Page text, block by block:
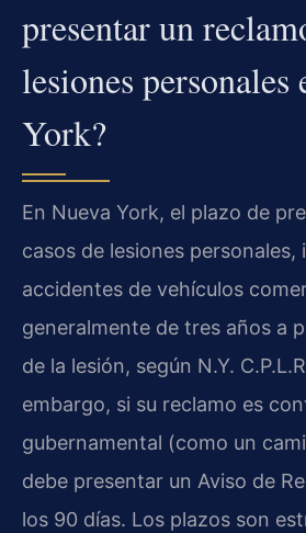
presentar un
lesiones personales
York?
En Nueva York, el plazo de
casos de lesiones personales,
accidentes de vehículos
generalmente de tres años a
de la lesión, según N.Y.
embargo, si su reclamo es
gubernamental (como un
debe presentar un Aviso de
los 90 días. Los plazos son